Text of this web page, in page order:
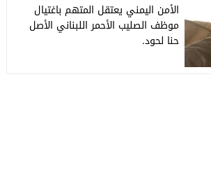
الأمن اليمني يعتقل المتهم باغتيال
موظف الصليب الأحمر اللبناني الأصل
حنا لحود.